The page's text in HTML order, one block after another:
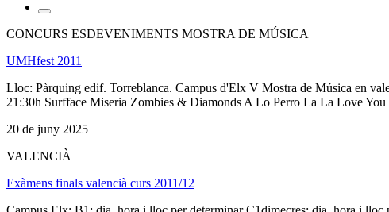
CONCURS ESDEVENIMENTS MOSTRA DE MÚSICA
UMHfest 2011
Lloc: Pàrquing edif. Torreblanca. Campus d'Elx V Mostra de Música en
21:30h Surfface Miseria Zombies & Diamonds A Lo Perro La La Love You
20 de juny 2025
VALENCIÀ
Exàmens finals valencià curs 2011/12